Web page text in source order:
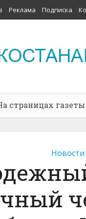
Реклама Подписка
страницах газеты
Новости